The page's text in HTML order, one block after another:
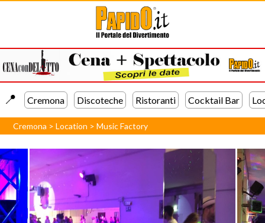
📍️ Cremona Discoteche Ristoranti Cocktail Bar
Cremona >Location >Music Factory